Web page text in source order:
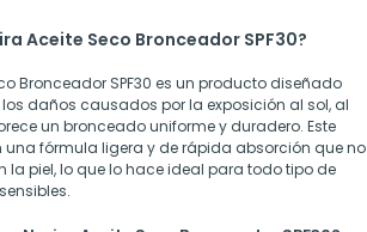
Aceite Seco Bronceador SPF30?
Bronceador SPF30 es un producto diseñado
daños causados por la exposición al sol, al
un bronceado uniforme y duradero. Este
una fórmula ligera y de rápida absorción que no
la piel, lo que lo hace ideal para todo tipo de